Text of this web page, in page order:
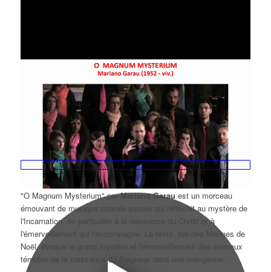
"O Magnum Mysterium" parMariano Garau est un morceau
émouvant de musique chorale sacrée qui réfléchit au mystère de
l'Incarnation, en particulier à la naissance du Christ et à
l'émerveillement qui l'accompagne. Le texte, tiré des Matines de
Noël, évoque le grand mystère et l'émerveillement des animaux
témoins de la naissance du Seigneur dans une mangeoire.